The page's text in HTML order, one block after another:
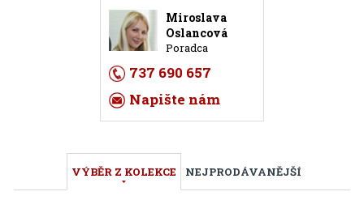
Miroslava
Oslancová
Poradca
737 690 657
Napište nám
VÝBĚR Z KOLEKCE NEJPRODÁVANĚJŠÍ